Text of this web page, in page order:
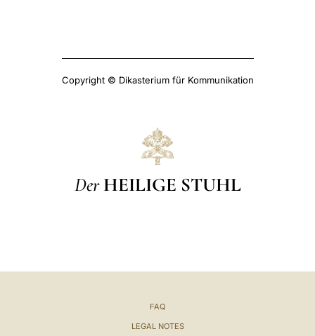
Copyright © Dikasterium für Kommunikation
Der HEILIGE STUHL
FAQ
LEGAL NOTES